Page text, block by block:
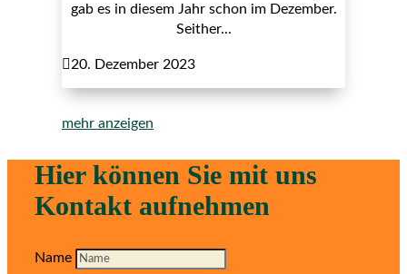
gab es in diesem Jahr schon im Dezember.
Seither...
20. Dezember 2023
mehr anzeigen
Hier können Sie mit uns
Kontakt aufnehmen
Name